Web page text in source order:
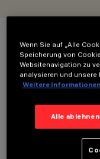
FARBE
LETZTES UPDATE:
Wenn Sie auf „Alle
Speicherung von
Websitenavigation zu
analysieren und
Weitere Informationen
Alle ablehnen